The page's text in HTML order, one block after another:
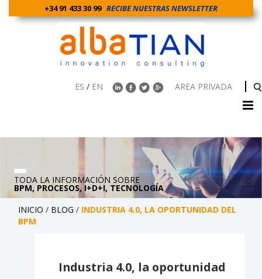
+34 91 433 30 99 RECIBE NUESTRAS NEWSLETTER
ES / EN AREA PRIVADA
TODA LA INFORMACIÓN SOBRE
BPM, PROCESOS, I+D+I, TECNOLOGÍA
INICIO/ BLOG/ INDUSTRIA 4.0, LA OPORTUNIDAD DEL
BPM
Industria 4.0, la oportunidad